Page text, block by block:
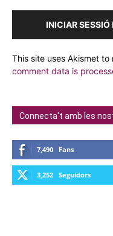
INICIAR SESSIÓ
This site uses Akismet to
comment data is
Connecta't amb les
7,490 Fans
3,252 Seguidors